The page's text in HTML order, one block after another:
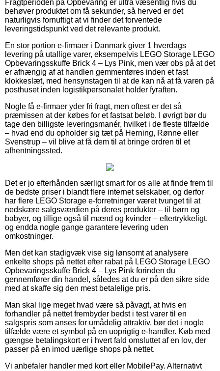
Fragtperioden på Opbevaring er ultra væsentlig hvis du
behøver produktet om få sekunder, så herved er det
naturligvis fornuftigt at vi finder det forventede
leveringstidspunkt ved det relevante produkt.
En stor portion e-firmaer i Danmark giver 1 hverdags
levering på utallige varer, eksempelvis LEGO Storage LEGO
Opbevaringsskuffe Brick 4 – Lys Pink, men vær obs på at det
er afhængig af at handlen gemmenføres inden et fast
klokkeslæt, med hensynstagen til at de kan nå at få varen på
posthuset inden logistikpersonalet holder fyraften.
Nogle få e-firmaer yder fri fragt, men oftest er det så
præmissen at der købes for et fastsat beløb. I øvrigt bør du
tage den billigste leveringsmanér, hvilket i de fleste tilfælde
– hvad end du opholder sig tæt på Herning, Rønne eller
Svenstrup – vil blive at få dem til at bringe ordren til et
afhentningssted.
Det er jo efterhånden særligt smart for os alle at finde frem til
de bedste priser i blandt flere internet selskaber, og derfor
har flere LEGO Storage e-forretninger været tvunget til at
nedskære salgsværdien på deres produkter – til børn og
babyer, og tillige også til mænd og kvinder – eftertrykkeligt,
og endda nogle gange garantere levering uden
omkostninger.
Men det kan stadigvæk vise sig lønsomt at analysere
enkelte shops på nettet efter rabat på LEGO Storage LEGO
Opbevaringsskuffe Brick 4 – Lys Pink forinden du
gennemfører din handel, således at du er på den sikre side
med at skaffe sig den mest betalelige pris.
Man skal lige meget hvad være så påvagt, at hvis en
forhandler på nettet frembyder bedst i test varer til en
salgspris som anses for umådelig attraktiv, bør det i nogle
tilfælde være et symbol på en uoprigtig e-handler. Køb med
gængse betalingskort er i hvert fald omsluttet af en lov, der
passer på en imod uærlige shops på nettet.
Vi anbefaler handler med kort eller MobilePay. Alternativt